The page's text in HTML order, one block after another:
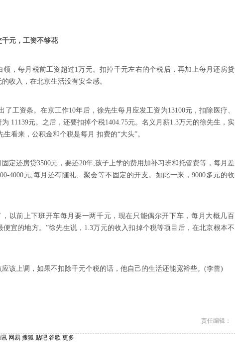
元，工资不够花
每月税前工资超过1万元。扣掉千元左右的个税后，再加上每月还房贷
收入，在北京生活没有安全感。
资条。在京工作10年后，徐先生每月应发工资为13100元，扣除医疗、
11139元。之后，还要扣掉个税1404.75元。名义月薪1.3万元的徐先生，实
看来，公积金和个税是每月 扣费的“大头”。
还房贷3500元，要还20年;孩子上学的费用加补习班和托管费等，每月差
4000元;每月还有随礼、聚会等不固定的开支。如此一来，9000多元的收
前上下班开车每月要一两千元，现在只能偶尔开下车，每月大概几百
宜的地方。”徐先生说，1.3万元的收入扣掉个税等项目后，在北京根本不
上调，如果不扣除千元个税的话，他自己的生活还能宽裕些。(李蕾)
责任编辑：
讯 网易 搜狐 贴吧 谷歌 更多